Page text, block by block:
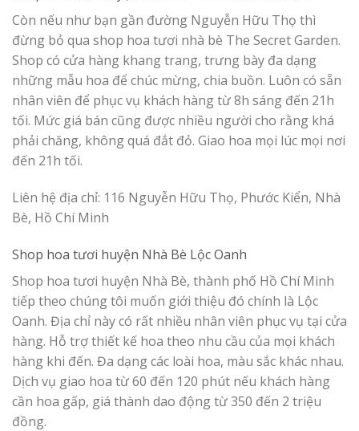
Còn nếu như bạn gần đường Nguyễn Hữu Thọ thì
đừng bỏ qua shop hoa tươi nhà bè The Secret Garden.
Shop có cửa hàng khang trang, trưng bày đa dạng
những mẫu hoa để chúc mừng, chia buồn. Luôn có sẵn
nhân viên để phục vụ khách hàng từ 8h sáng đến 21h
tối. Mức giá bán cũng được nhiều người cho rằng khá
phải chăng, không quá đắt đỏ. Giao hoa mọi lúc mọi nơi
đến 21h tối.
Liên hệ địa chỉ: 116 Nguyễn Hữu Thọ, Phước Kiển, Nhà
Bè, Hồ Chí Minh
Shop hoa tươi huyện Nhà Bè Lộc Oanh
Shop hoa tươi huyện Nhà Bè, thành phố Hồ Chí Minh
tiếp theo chúng tôi muốn giới thiệu đó chính là Lộc
Oanh. Địa chỉ này có rất nhiều nhân viên phục vụ tại cửa
hàng. Hỗ trợ thiết kế hoa theo nhu cầu của mọi khách
hàng khi đến. Đa dạng các loài hoa, màu sắc khác nhau.
Dịch vụ giao hoa từ 60 đến 120 phút nếu khách hàng
cần hoa gấp, giá thành dao động từ 350 đến 2 triệu
đồng.